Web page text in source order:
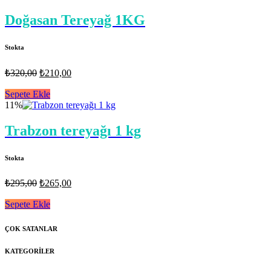
Doğasan Tereyağ 1KG
Stokta
₺320,00 Orijinal
₺320,00.
₺210,00Şu
₺210,00.
Sepete Ekle
11%
Trabzon tereyağı 1 kg
Stokta
₺295,00 Orijinal
₺295,00.
₺265,00Şu
Sepete Ekle
ÇOK SATANLAR
KATEGORİLER